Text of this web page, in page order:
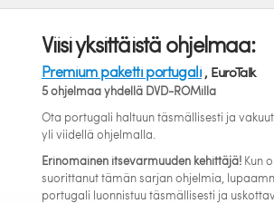
Viisi yksittäistä ohjelmaa:
Premium paketti portugali , EuroTalk
5 ohjelmaa yhdellä DVD-ROMilla
Ota portugali haltuun täsmällisesti ja
yli viidellä ohjelmalla.
Erinomainen itsevarmuuden kehittäjä! Kun
suorittanut tämän sarjan ohjelmia,
portugali luonnistuu täsmällisesti ja